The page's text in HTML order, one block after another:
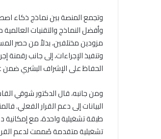
وتجمع المنصة بين نماذج ذكاء
وأفضل النماذج والتقنيات
مزودين مختلفين، بدلاً من حصر
وتنفيذ الإجراءات، إلى جانب
الحفاظ على الإشراف البشري ضمن
البيانات إلى دعم القرار الفعلي.
طبقة تشغيلية واحدة، مع إمكانية
تشغيلية متقدمة صُممت لدعم